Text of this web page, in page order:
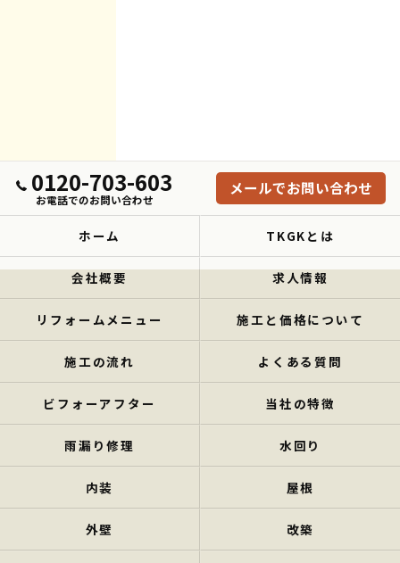
0120-703-603
お電話でのお問い合わせ
メールでお問い合わせ
ホーム TKGKとは
会社概要 求人情報
リフォームメニュー 施工と価格について
施工の流れ よくある質問
ビフォーアフター 当社の特徴
雨漏り修理 水回り
内装 屋根
外壁 改築